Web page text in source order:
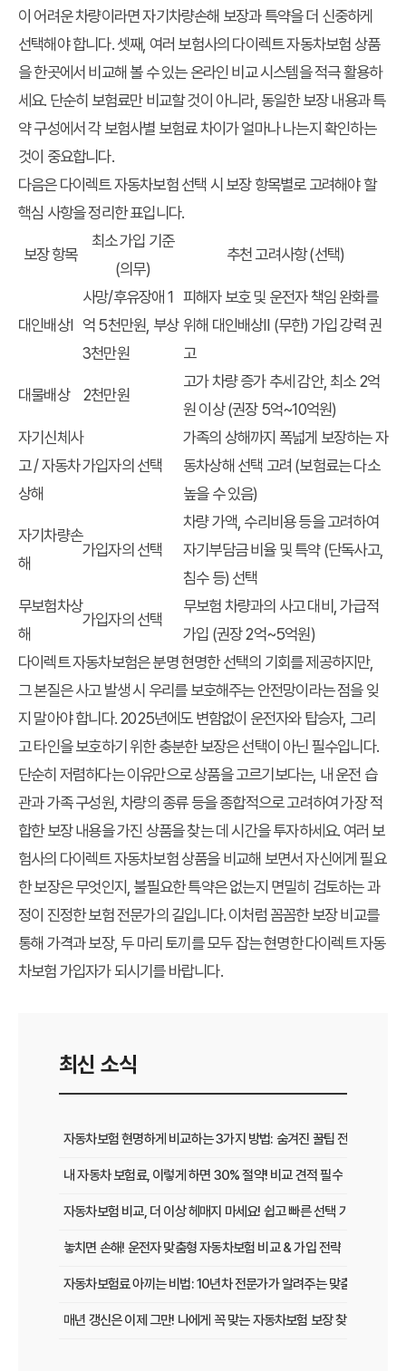
이 어려운 차량이라면 자기차량손해 보장과 특약을 더 신중하게
선택해야 합니다. 셋째, 여러 보험사의 다이렉트 자동차보험 상품
을 한곳에서 비교해 볼 수 있는 온라인 비교 시스템을 적극 활용하
세요. 단순히 보험료만 비교할 것이 아니라, 동일한 보장 내용과 특
약 구성에서 각 보험사별 보험료 차이가 얼마나 나는지 확인하는
것이 중요합니다.
다음은 다이렉트 자동차보험 선택 시 보장 항목별로 고려해야 할
핵심 사항을 정리한 표입니다.
보장 항목
최소 가입 기준
(의무)
추천 고려사항 (선택)
대인배상Ⅰ
사망/후유장애 1
억 5천만원, 부상
3천만원
피해자 보호 및 운전자 책임 완화를
위해 대인배상Ⅱ (무한) 가입 강력 권
고
대물배상 2천만원
고가 차량 증가 추세 감안, 최소 2억
원 이상 (권장 5억~10억원)
자기신체사
고 / 자동차
상해
가입자의 선택
가족의 상해까지 폭넓게 보장하는 자
동차상해 선택 고려 (보험료는 다소
높을 수 있음)
자기차량손
해
가입자의 선택
차량 가액, 수리비용 등을 고려하여
자기부담금 비율 및 특약 (단독사고,
침수 등) 선택
무보험차상
해
가입자의 선택
무보험 차량과의 사고 대비, 가급적
가입 (권장 2억~5억원)
다이렉트 자동차보험은 분명 현명한 선택의 기회를 제공하지만,
그 본질은 사고 발생 시 우리를 보호해주는 안전망이라는 점을 잊
지 말아야 합니다. 2025년에도 변함없이 운전자와 탑승자, 그리
고 타인을 보호하기 위한 충분한 보장은 선택이 아닌 필수입니다.
단순히 저렴하다는 이유만으로 상품을 고르기보다는, 내 운전 습
관과 가족 구성원, 차량의 종류 등을 종합적으로 고려하여 가장 적
합한 보장 내용을 가진 상품을 찾는 데 시간을 투자하세요. 여러 보
험사의 다이렉트 자동차보험 상품을 비교해 보면서 자신에게 필요
한 보장은 무엇인지, 불필요한 특약은 없는지 면밀히 검토하는 과
정이 진정한 보험 전문가의 길입니다. 이처럼 꼼꼼한 보장 비교를
통해 가격과 보장, 두 마리 토끼를 모두 잡는 현명한 다이렉트 자동
차보험 가입자가 되시기를 바랍니다.
최신 소식
자동차보험 현명하게 비교하는 3가지 방법: 숨겨진 꿀팁 전격 공개
내 자동차 보험료, 이렇게 하면 30% 절약! 비교 견적 필수
자동차보험 비교, 더 이상 헤매지 마세요! 쉽고 빠른 선택 가이드
놓치면 손해! 운전자 맞춤형 자동차보험 비교 & 가입 전략
자동차보험료 아끼는 비법: 10년차 전문가가 알려주는 맞춤형 설계 전
매년 갱신은 이제 그만! 나에게 꼭 맞는 자동차보험 보장 찾는 법